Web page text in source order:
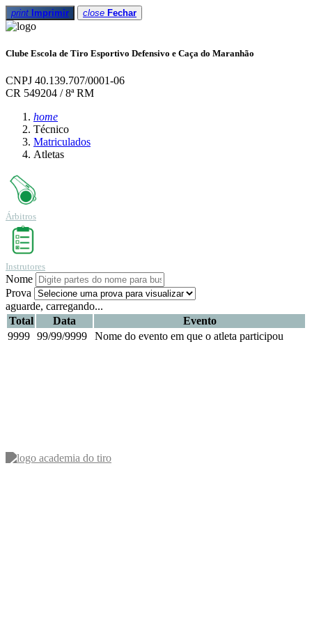
print Imprimir close Fechar
Clube Escola de Tiro Esportivo Defensivo e Caça do Maranhão
CNPJ 40.139.707/0001-06
CR 549204 / 8ª RM
home
Técnico
Matriculados
Atletas
Árbitros
Instrutores
Nome
Prova
aguarde, carregando...
Total
Data
Evento
9999 99/99/9999 Nome do evento em que o atleta participou